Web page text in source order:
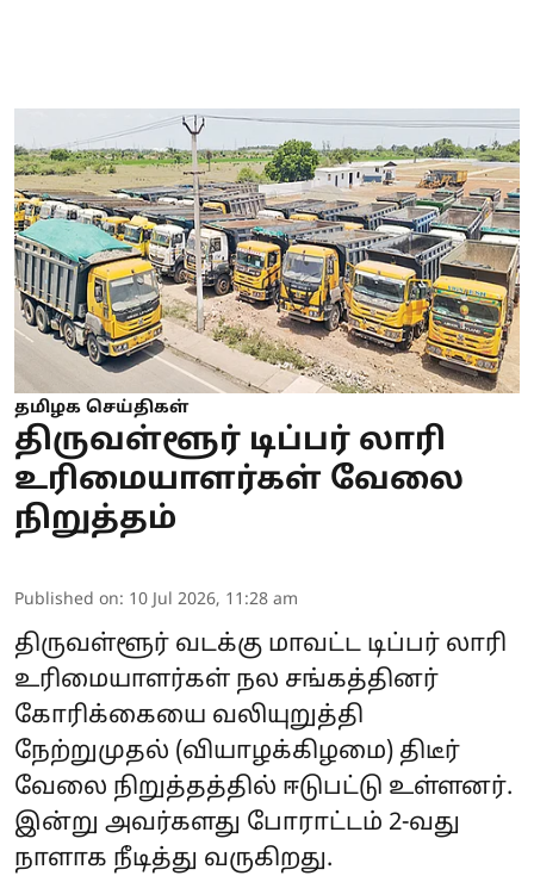
தமிழக செய்திகள்
திருவள்ளூர் டிப்பர் லாரி
உரிமையாளர்கள் வேலை
நிறுத்தம்
Published on: 10 Jul 2026, 11:28 am
திருவள்ளூர் வடக்கு மாவட்ட டிப்பர் லாரி
உரிமையாளர்கள் நல சங்கத்தினர்
கோரிக்கையை வலியுறுத்தி
நேற்றுமுதல் (வியாழக்கிழமை) திடீர்
வேலை நிறுத்தத்தில் ஈடுபட்டு உள்ளனர்.
இன்று அவர்களது போராட்டம் 2-வது
நாளாக நீடித்து வருகிறது.